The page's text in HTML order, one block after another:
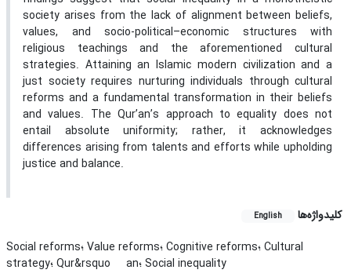
society arises from the lack of alignment between beliefs,
values, and socio-political–economic structures with
religious teachings and the aforementioned cultural
strategies. Attaining an Islamic modern civilization and a
just society requires nurturing individuals through cultural
reforms and a fundamental transformation in their beliefs
and values. The Qur’an’s approach to equality does not
entail absolute uniformity; rather, it acknowledges
differences arising from talents and efforts while upholding
justice and balance.
کلیدواژه‌ها English
Social reforms؛ Value reforms؛ Cognitive reforms؛ Cultural
strategy؛ Qur&rsquo
an؛ Social inequality